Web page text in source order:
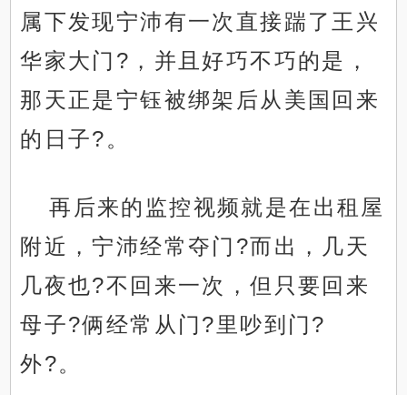
属下发现宁沛有一次直接踹了王兴
华家大门?，并且好巧不巧的是，
那天正是宁钰被绑架后从美国回来
的日子?。
再后来的监控视频就是在出租屋
附近，宁沛经常夺门?而出，几天
几夜也?不回来一次，但只要回来
母子?俩经常从门?里吵到门?
外?。